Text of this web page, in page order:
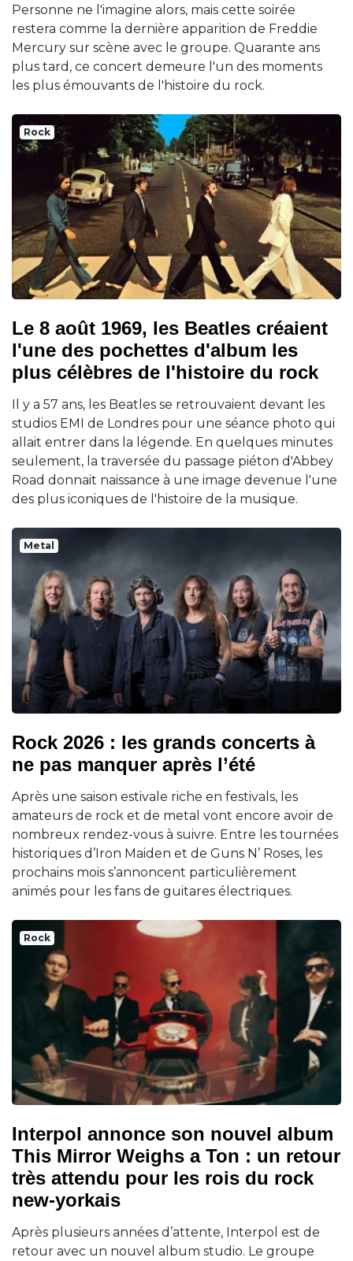
Personne ne l'imagine alors, mais cette soirée
restera comme la dernière apparition de Freddie
Mercury sur scène avec le groupe. Quarante ans
plus tard, ce concert demeure l'un des moments
les plus émouvants de l'histoire du rock.
Rock
Le 8 août 1969, les Beatles créaient
l'une des pochettes d'album les
plus célèbres de l'histoire du rock
Il y a 57 ans, les Beatles se retrouvaient devant les
studios EMI de Londres pour une séance photo qui
allait entrer dans la légende. En quelques minutes
seulement, la traversée du passage piéton d'Abbey
Road donnait naissance à une image devenue l'une
des plus iconiques de l'histoire de la musique.
Metal
Rock 2026 : les grands concerts à
ne pas manquer après l’été
Après une saison estivale riche en festivals, les
amateurs de rock et de metal vont encore avoir de
nombreux rendez-vous à suivre. Entre les tournées
historiques d’Iron Maiden et de Guns N’ Roses, les
prochains mois s’annoncent particulièrement
animés pour les fans de guitares électriques.
Rock
Interpol annonce son nouvel album
This Mirror Weighs a Ton : un retour
très attendu pour les rois du rock
new-yorkais
Après plusieurs années d’attente, Interpol est de
retour avec un nouvel album studio. Le groupe